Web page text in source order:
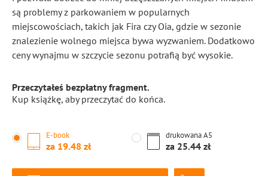
są problemy z parkowaniem w popularnych
miejscowościach, takich jak Fira czy Oia, gdzie w sezonie
znalezienie wolnego miejsca bywa wyzwaniem. Dodatkowo
ceny wynajmu w szczycie sezonu potrafią być wysokie.
Przeczytałeś bezpłatny fragment.
Kup książkę, aby przeczytać do końca.
E-book
za 19.48
drukowanaA5
za 25.44